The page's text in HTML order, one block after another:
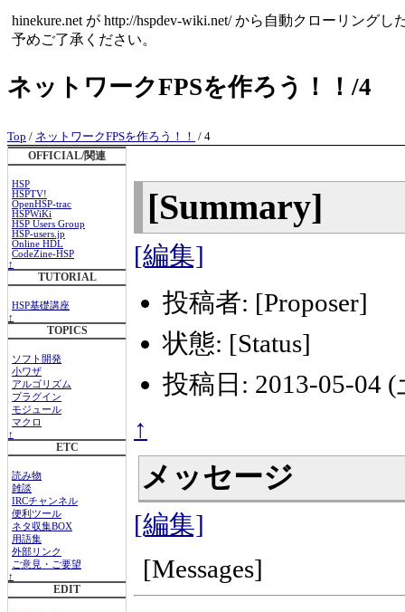
hinekure.net が http://hspdev-wiki.net/ から自動クローリング
予めご了承ください。
ネットワークFPSを作ろう！！/4
Top / ネットワークFPSを作ろう！！ / 4
OFFICIAL/関連
HSP
HSPTV!
OpenHSP-trac
HSPWiKi
HSP Users Group
HSP-users.jp
Online HDL
CodeZine-HSP
↑
TUTORIAL
HSP基礎講座
↑
TOPICS
ソフト開発
小ワザ
アルゴリズム
プラグイン
モジュール
マクロ
↑
ETC
読み物
雑談
IRCチャンネル
便利ツール
ネタ収集BOX
用語集
外部リンク
ご意見・ご要望
↑
EDIT
[Summary]
[編集]
投稿者: [Proposer]
状態: [Status]
投稿日: 2013-05-04 (
↑
メッセージ
[編集]
[Messages]